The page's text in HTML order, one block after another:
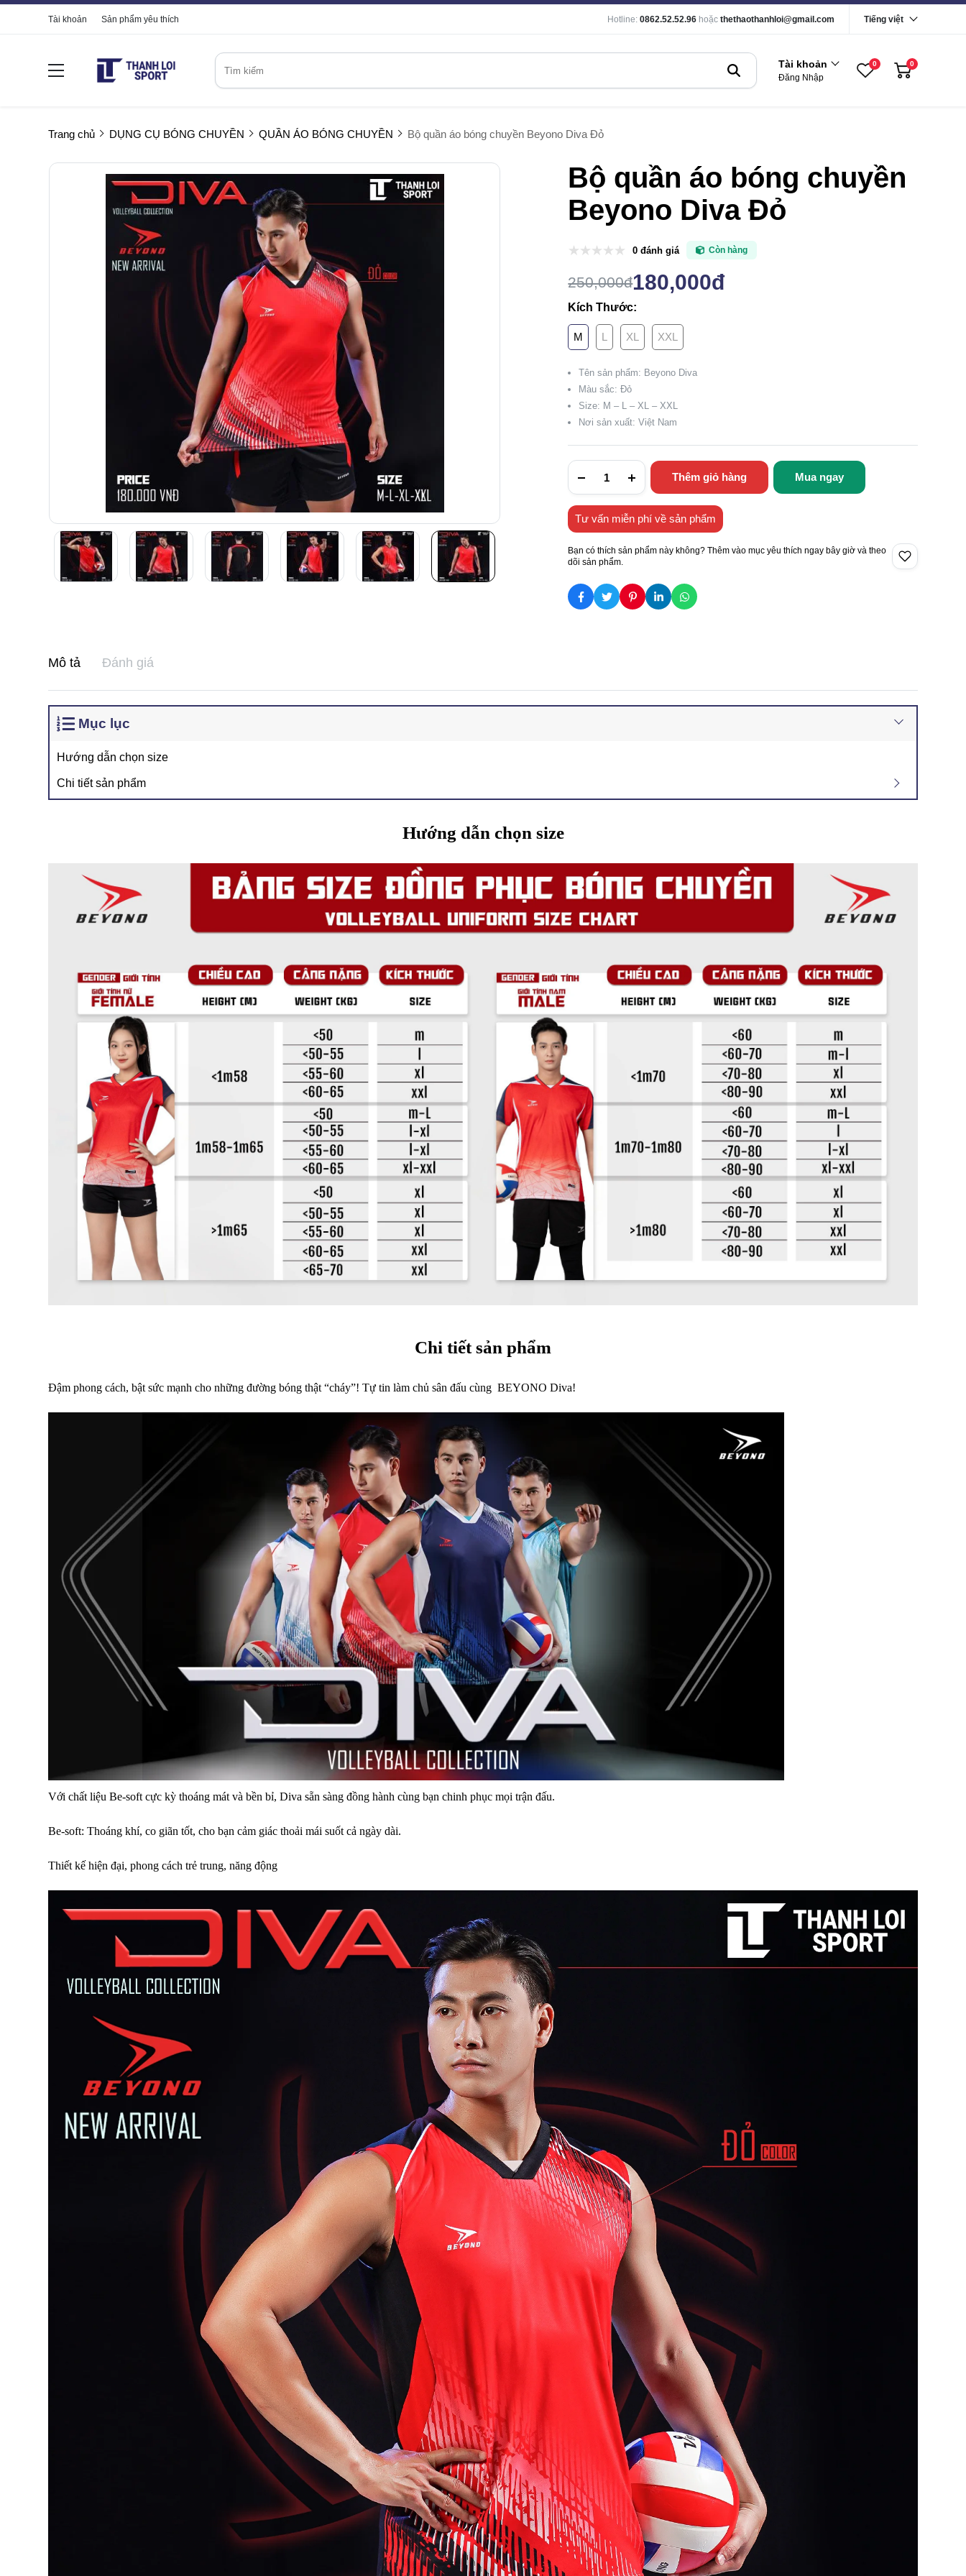
Tài khoản Sản phẩm yêu thích Hotline: 0862.52.52.96 hoặc thethaothanhloi@gmail.com Tiếng việt
Tài khoản
Đăng Nhập
0 0
Trang chủ DỤNG CỤ BÓNG CHUYỀN QUẦN ÁO BÓNG CHUYỀN Bộ quần áo bóng chuyền Beyono Diva Đỏ
Bộ quần áo bóng chuyền
Beyono Diva Đỏ
0 đánh giá Còn hàng
250,000đ180,000đ
Kích Thước:
M L XL XXL
Tên sản phẩm: Beyono Diva
Màu sắc: Đỏ
Size: M – L – XL – XXL
Nơi sản xuất: Việt Nam
Thêm giỏ hàng Mua ngay
Tư vấn miễn phí về sản phẩm
Bạn có thích sản phẩm này không? Thêm vào mục yêu thích ngay bây giờ và theo
dõi sản phẩm.
Mô tả Đánh giá
Mục lục
Hướng dẫn chọn size
Chi tiết sản phẩm
Hướng dẫn chọn size
Chi tiết sản phẩm
Đậm phong cách, bật sức mạnh cho những đường bóng thật “cháy”! Tự tin làm chủ sân đấu cùng BEYONO Diva!
Với chất liệu Be-soft cực kỳ thoáng mát và bền bỉ, Diva sẵn sàng đồng hành cùng bạn chinh phục mọi trận đấu.
Be-soft: Thoáng khí, co giãn tốt, cho bạn cảm giác thoải mái suốt cả ngày dài.
Thiết kế hiện đại, phong cách trẻ trung, năng động